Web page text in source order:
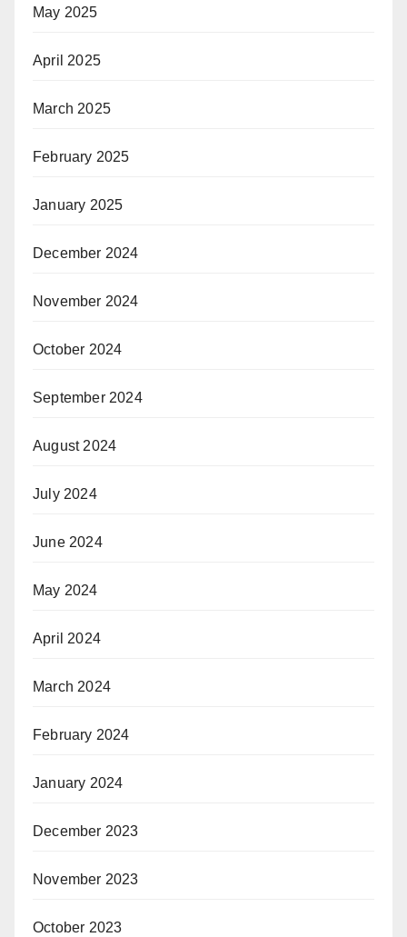
May 2025
April 2025
March 2025
February 2025
January 2025
December 2024
November 2024
October 2024
September 2024
August 2024
July 2024
June 2024
May 2024
April 2024
March 2024
February 2024
January 2024
December 2023
November 2023
October 2023